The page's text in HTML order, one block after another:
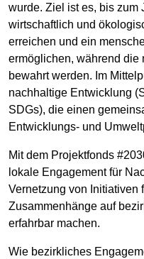
wurde. Ziel ist es, bis zum
wirtschaftlich und
erreichen und ein
ermöglichen, während die
bewahrt werden. Im
nachhaltige Entwicklung
SDGs), die einen
Entwicklungs- und
Mit dem Projektfonds
lokale Engagement für
Vernetzung von Initiativen
Zusammenhänge auf
erfahrbar machen.
Wie bezirkliches